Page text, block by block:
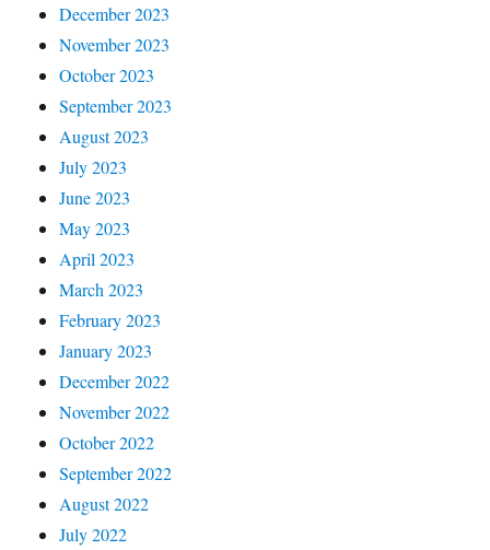
December 2023
November 2023
October 2023
September 2023
August 2023
July 2023
June 2023
May 2023
April 2023
March 2023
February 2023
January 2023
December 2022
November 2022
October 2022
September 2022
August 2022
July 2022